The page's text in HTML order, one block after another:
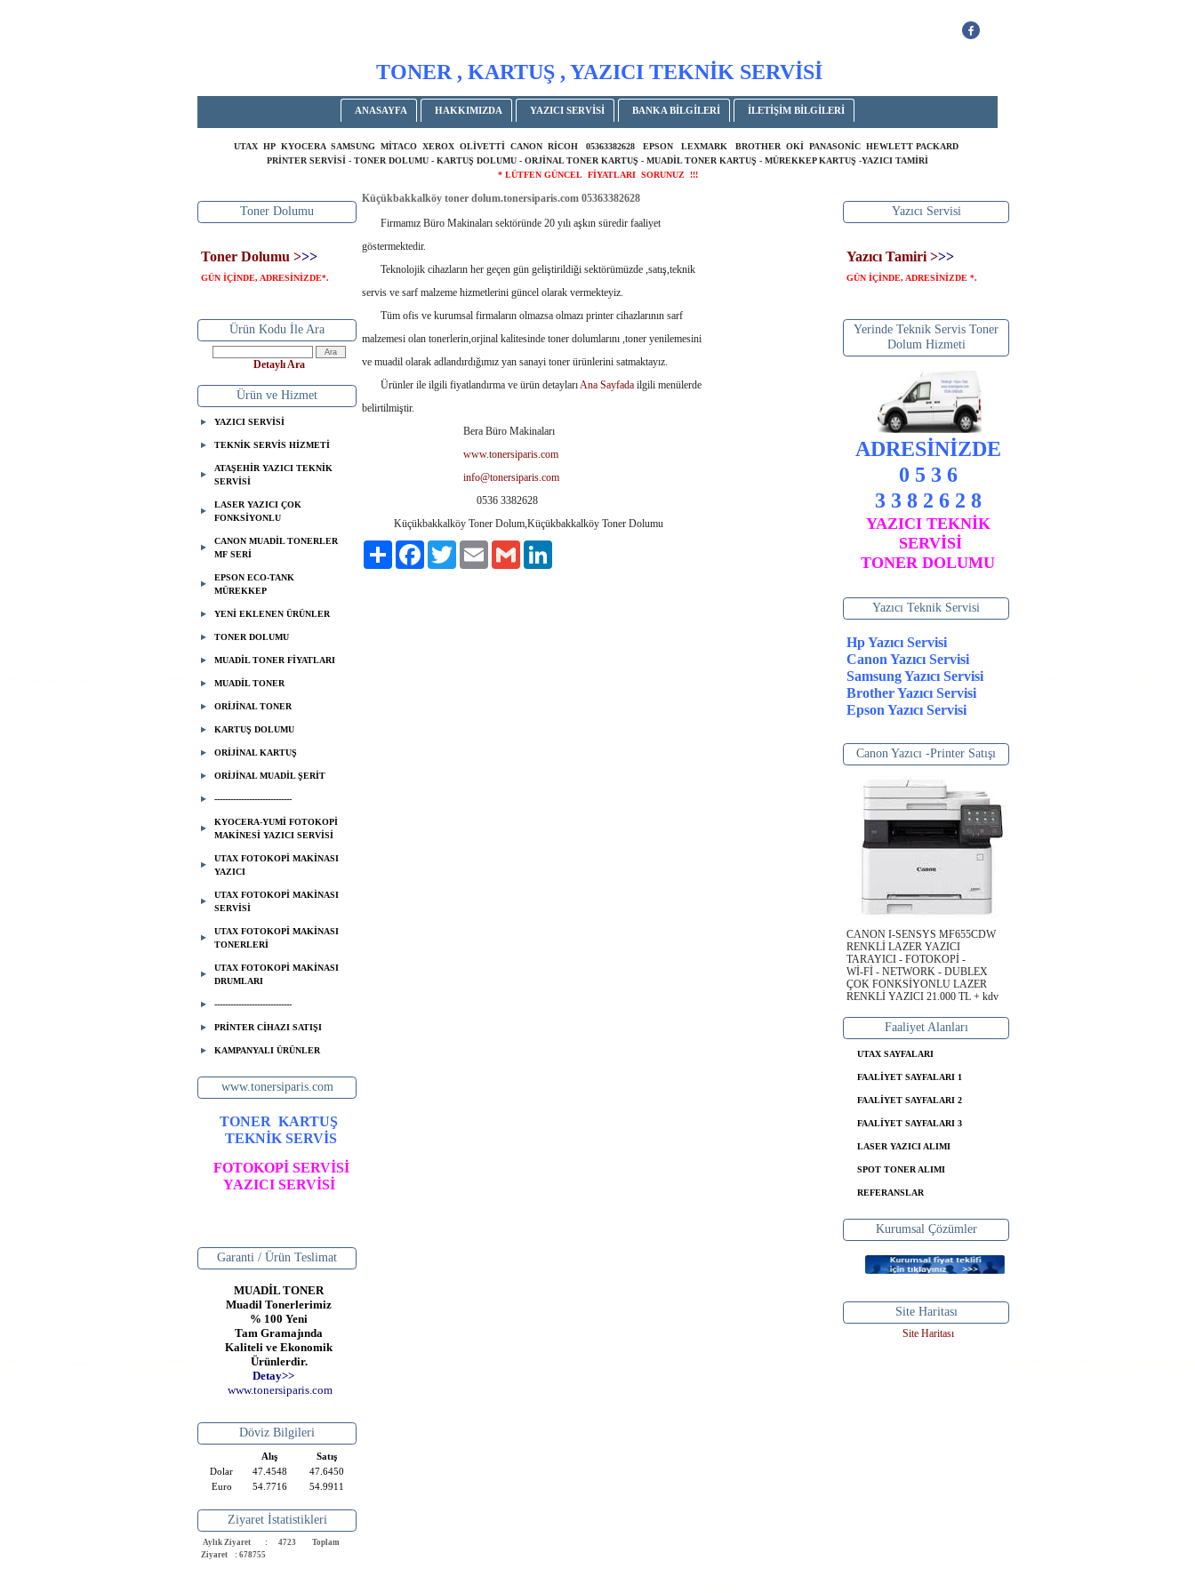
TONER , KARTUŞ , YAZICI TEKNİK SERVİSİ
ANASAYFA HAKKIMIZDA YAZICI SERVİSİ BANKA BİLGİLERİ İLETİŞİM BİLGİLERİ
UTAX HP KYOCERA SAMSUNG MİTACO XEROX OLİVETTİ CANON RİCOH 05363382628 EPSON LEXMARK BROTHER OKİ PANASONİC HEWLETT PACKARD
PRİNTER SERVİSİ - TONER DOLUMU - KARTUŞ DOLUMU - ORJİNAL TONER KARTUŞ - MUADİL TONER KARTUŞ - MÜREKKEP KARTUŞ -YAZICI TAMİRİ
* LÜTFEN GÜNCEL FİYATLARI SORUNUZ !!!
Toner Dolumu
Toner Dolumu >>>
GÜN İÇİNDE, ADRESİNİZDE*.
Ürün Kodu İle Ara
Detaylı Ara
Ürün ve Hizmet
YAZICI SERVİSİ
TEKNİK SERVİS HİZMETİ
ATAŞEHİR YAZICI TEKNİK
SERVİSİ
LASER YAZICI ÇOK
FONKSİYONLU
CANON MUADİL TONERLER
MF SERİ
EPSON ECO-TANK
MÜREKKEP
YENİ EKLENEN ÜRÜNLER
TONER DOLUMU
MUADİL TONER FİYATLARI
MUADİL TONER
ORİJİNAL TONER
KARTUŞ DOLUMU
ORİJİNAL KARTUŞ
ORİJİNAL MUADİL ŞERİT
-----------------------------
KYOCERA-YUMİ FOTOKOPİ
MAKİNESİ YAZICI SERVİSİ
UTAX FOTOKOPİ MAKİNASI
YAZICI
UTAX FOTOKOPİ MAKİNASI
SERVİSİ
UTAX FOTOKOPİ MAKİNASI
TONERLERİ
UTAX FOTOKOPİ MAKİNASI
DRUMLARI
-----------------------------
PRİNTER CİHAZI SATIŞI
KAMPANYALI ÜRÜNLER
www.tonersiparis.com
TONER KARTUŞ
TEKNİK SERVİS
FOTOKOPİ SERVİSİ
YAZICI SERVİSİ
Garanti / Ürün Teslimat
MUADİL TONER
Muadil Tonerlerimiz
% 100 Yeni
Tam Gramajında
Kaliteli ve Ekonomik
Ürünlerdir.
Detay>>
www.tonersiparis.com
Döviz Bilgileri
Alış
Satış
Dolar
47.4548
47.6450
Euro
54.7716 54.9911
Ziyaret İstatistikleri
Aylık Ziyaret : 4723
Toplam
Ziyaret : 678755
Küçükbakkalköy toner dolum.tonersiparis.com 05363382628
Firmamız Büro Makinaları sektöründe 20 yılı aşkın süredir faaliyet
göstermektedir.
Teknolojik cihazların her geçen gün geliştirildiği sektörümüzde ,satış,teknik
servis ve sarf malzeme hizmetlerini güncel olarak vermekteyiz.
Tüm ofis ve kurumsal firmaların olmazsa olmazı printer cihazlarının sarf
malzemesi olan tonerlerin,orjinal kalitesinde toner dolumlarını ,toner yenilemesini
ve muadil olarak adlandırdığımız yan sanayi toner ürünlerini satmaktayız.
Ürünler ile ilgili fiyatlandırma ve ürün detaylarıAna Sayfada ilgili menülerde
belirtilmiştir.
Bera Büro Makinaları
www.tonersiparis.com
info@tonersiparis.com
0536 3382628
Küçükbakkalköy Toner Dolum,Küçükbakkalköy Toner Dolumu
Paylaş
FacebookTwitter Email Gmail
Yazıcı Servisi
Yazıcı Tamiri >>>
GÜN İÇİNDE, ADRESİNİZDE *.
Yerinde Teknik Servis Toner
Dolum Hizmeti
ADRESİNİZDE
0 5 3 6
3 3 8 2 6 2 8
YAZICI TEKNİK
SERVİSİ
TONER DOLUMU
Yazıcı Teknik Servisi
Hp Yazıcı Servisi
Canon Yazıcı Servisi
Samsung Yazıcı Servisi
Brother Yazıcı Servisi
Epson Yazıcı Servisi
Canon Yazıcı -Printer Satışı
CANON I-SENSYS MF655CDW
RENKLİ LAZER YAZICI
TARAYICI - FOTOKOPİ -
Wİ-Fİ - NETWORK - DUBLEX
ÇOK FONKSİYONLU LAZER
RENKLİ YAZICI 21.000 TL + kdv
Faaliyet Alanları
UTAX SAYFALARI
FAALİYET SAYFALARI 1
FAALİYET SAYFALARI 2
FAALİYET SAYFALARI 3
LASER YAZICI ALIMI
SPOT TONER ALIMI
REFERANSLAR
Kurumsal Çözümler
Site Haritası
Site Haritası